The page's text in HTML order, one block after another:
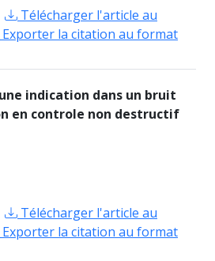
Télécharger l'article au
Exporter la citation au format
indication dans un bruit
en controle non destructif
Télécharger l'article au
Exporter la citation au format